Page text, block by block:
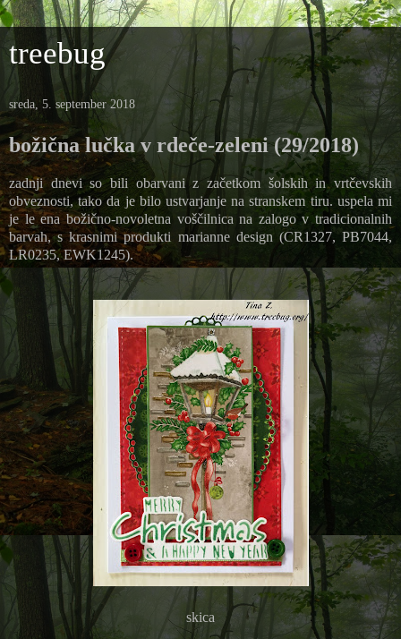
treebug
sreda, 5. september 2018
božična lučka v rdeče-zeleni (29/2018)
zadnji dnevi so bili obarvani z začetkom šolskih in vrtčevskih
obveznosti, tako da je bilo ustvarjanje na stranskem tiru. uspela mi
je le ena božično-novoletna voščilnica na zalogo v tradicionalnih
barvah, s krasnimi produkti marianne design (CR1327, PB7044,
LR0235, EWK1245).
skica